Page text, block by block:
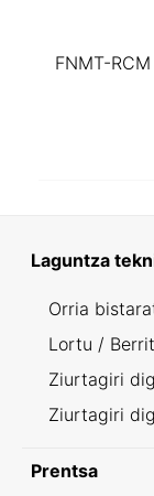
FNMT-
Laguntza
Orria
Lortu /
Ziurtagiri
Ziurtagiri
Prentsa